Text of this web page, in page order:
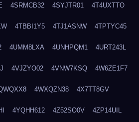
4SRMCB32 4SYJTR01 4T4UXTTO
4TBBI1Y5 4TJ1ASNW 4TPTYC45
4UMM8LXA 4UNHPQM1 4URT243L
4VJZYO02 4VNW7KSQ 4W6ZE1F7
4WXQZN38 4X7TT8GV
4YQHH612 4Z52SO0V 4ZP14UIL